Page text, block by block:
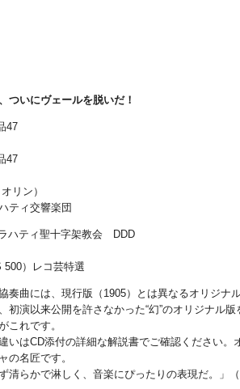
ついにヴェールを脱いだ！
47
47
リン）
ティ交響楽団
ハティ聖十字架教会 DDD
500）レコ芸特選
奏曲には、現行版（1905）とは異なるオリジナ
初演以来公開を許さなかった“幻”のオリジナル
これです。
いはCD添付の詳細な解説書でご確認ください。
の名匠です。
清らかで淋しく、音楽にぴったりの表現だ。」